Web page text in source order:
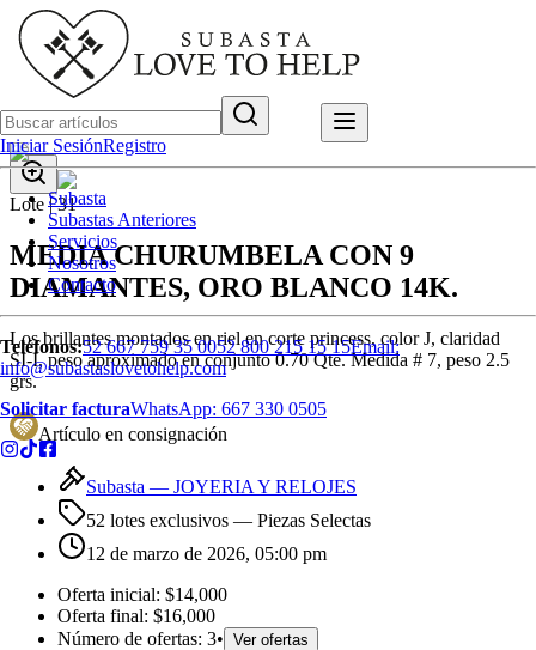
Iniciar SesiónRegistro
Subasta
Subastas Anteriores
Servicios
Nosotros
Contacto
Teléfonos:52 667 759 35 0052 800 215 15 15Email:
info@subastaslovetohelp.com
Solicitar facturaWhatsApp: 667 330 0505
Lote |31
MEDIA CHURUMBELA CON 9
DIAMANTES, ORO BLANCO 14K.
Los brillantes montados en riel en corte princess, color J, claridad
SI-I, peso aproximado en conjunto 0.70 Qte. Medida # 7, peso 2.5
grs.
Artículo en consignación
Subasta — JOYERIA Y RELOJES
52 lotes exclusivos — Piezas Selectas
12 de marzo de 2026, 05:00 pm
Oferta inicial: $14,000
Oferta final: $16,000
Número de ofertas: 3• Ver ofertas